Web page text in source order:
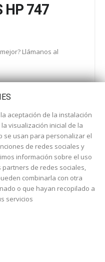
HP 747
Llámanos al
Alcorcón
aceptación de la instalación
visualización inicial de la
se usan para personalizar el
de redes sociales y
información sobre el uso
de redes sociales,
combinarla con otra
o que hayan recopilado a
servicios